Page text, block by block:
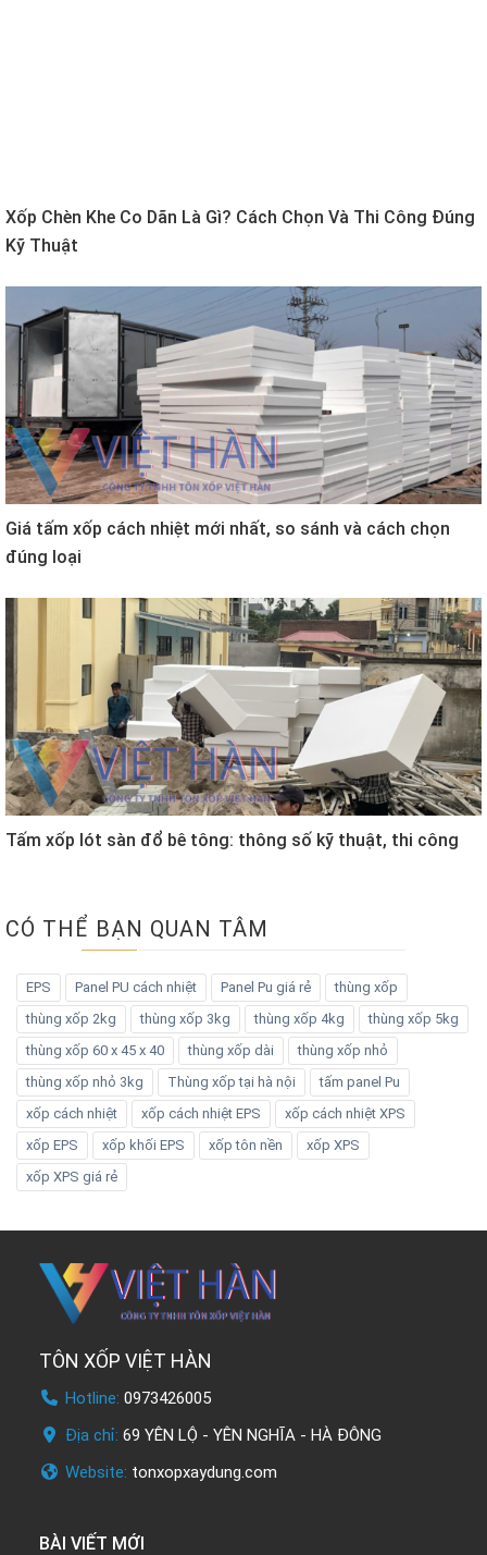
Xốp Chèn Khe Co Dãn Là Gì? Cách Chọn Và Thi Công Đúng
Kỹ Thuật
Giá tấm xốp cách nhiệt mới nhất, so sánh và cách chọn
đúng loại
Tấm xốp lót sàn đổ bê tông: thông số kỹ thuật, thi công
CÓ THỂ BẠN QUAN TÂM
EPS Panel PU cách nhiệt Panel Pu giá rẻ
thùng xốp
thùng xốp 2kg
thùng xốp 3kg thùng xốp 4kg
thùng xốp 5kg
thùng xốp 60 x 45 x 40
thùng xốp dài
thùng xốp nhỏ
thùng xốp nhỏ 3kg
Thùng xốp tại hà nội
tấm panel Pu
xốp cách nhiệt
xốp cách nhiệt EPS
xốp cách nhiệt XPS
xốp EPS
xốp khối EPS xốp tôn nền
xốp XPS
xốp XPS giá rẻ
TÔN XỐP VIỆT HÀN
Hotline: 0973426005
Địa chỉ: 69 YÊN LỘ - YÊN NGHĨA - HÀ ĐÔNG
Website: tonxopxaydung.com
BÀI VIẾT MỚI